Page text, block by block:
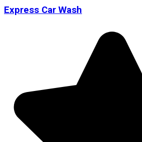
Express Car Wash